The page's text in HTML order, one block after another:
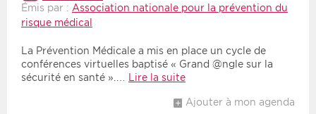
Émis par : Association nationale pour la prévention du
risque médical
La Prévention Médicale a mis en place un cycle de
conférences virtuelles baptisé « Grand @ngle sur la
sécurité en santé ».…
Lire la suite
Ajouter à mon agenda